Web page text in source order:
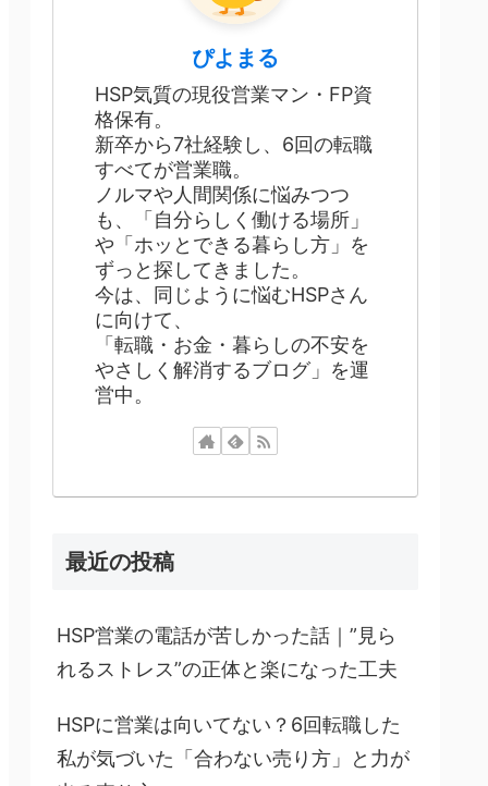
ぴよまる
HSP気質の現役営業マン・FP資
格保有。
新卒から7社経験し、6回の転職
すべてが営業職。
ノルマや人間関係に悩みつつ
も、「自分らしく働ける場所」
や「ホッとできる暮らし方」を
ずっと探してきました。
今は、同じように悩むHSPさん
に向けて、
「転職・お金・暮らしの不安を
やさしく解消するブログ」を運
営中。
最近の投稿
HSP営業の電話が苦しかった話｜”見ら
れるストレス”の正体と楽になった工夫
HSPに営業は向いてない？6回転職した
私が気づいた「合わない売り方」と力が